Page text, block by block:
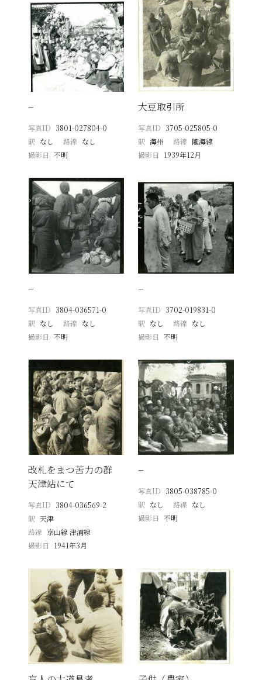
−
写真ID 3801-027804-0
駅 なし 路線 なし
撮影日
不明
大豆取引所
写真ID 3705-025805-0
駅 海州 路線 隴海線
撮影日
1939年12月
−
写真ID 3804-036571-0
駅 なし 路線 なし
撮影日
不明
−
写真ID 3702-019831-0
駅 なし 路線 なし
撮影日 不明
改札をまつ苦力の群
天津站にて
写真ID 3804-036569-2
駅 天津
路線 京山線 津浦線
撮影日
1941年3月
−
写真ID 3805-038785-0
駅 なし 路線 なし
撮影日 不明